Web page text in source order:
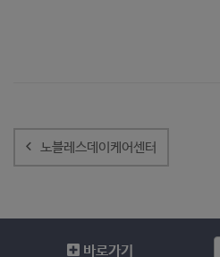
내
비 노블레스데이케어센터
바로가기